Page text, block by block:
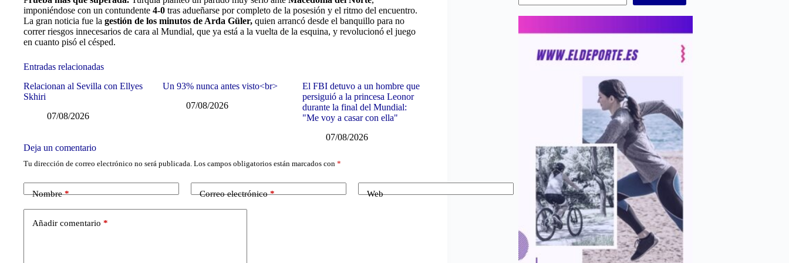
imponiéndose con un contundente 4-0 tras adueñarse por completo de la posesión y el ritmo del encuentro.
La gran noticia fue la gestión de los minutos de Arda Güler, quien arrancó desde el banquillo para no
correr riesgos innecesarios de cara al Mundial, que ya está a la vuelta de la esquina, y revolucionó el juego
en cuanto pisó el césped.
Entradas relacionadas
Relacionan al Sevilla con Ellyes
Skhiri
07/08/2026
Un 93% nunca antes visto<br>
07/08/2026
El FBI detuvo a un hombre que
persiguió a la princesa Leonor
durante la final del Mundial:
"Me voy a casar con ella"
07/08/2026
Deja un comentario
Tu dirección de correo electrónico no será publicada. Los campos obligatorios están marcados con *
Nombre* Correo electrónico* Web
Añadir comentario *